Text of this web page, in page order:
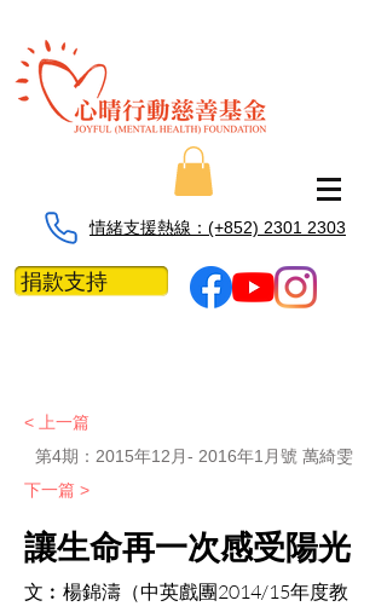
情緒支援熱線：​​(+852) 2301 2303
捐款支持
< 上一篇
第4期： 2015年12月- 2016年1月號 萬綺雯
下一篇 >
讓生命再一次感受陽光
文︰楊錦濤（中英戲團2014/15年度教